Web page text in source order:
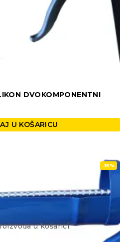
DVOKOMPONENTNI
U KOŠARICU
-15%
u košarici.